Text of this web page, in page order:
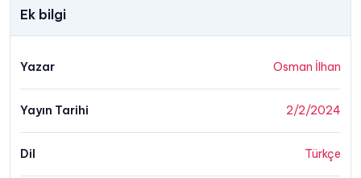
Ek bilgi
Yazar Osman İlhan
Yayın Tarihi 2/2/2024
Dil Türkçe